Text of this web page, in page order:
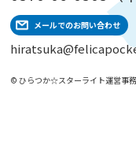
メールでのお問い合わせ
© ひらつか☆スターライト運営事